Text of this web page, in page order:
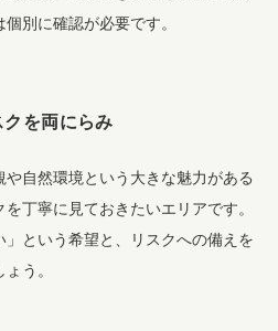
別に確認が必要です。
を両にらみ
自然環境という大きな魅力がある
丁寧に見ておきたいエリアです。
」という希望と、リスクへの備えを
う。